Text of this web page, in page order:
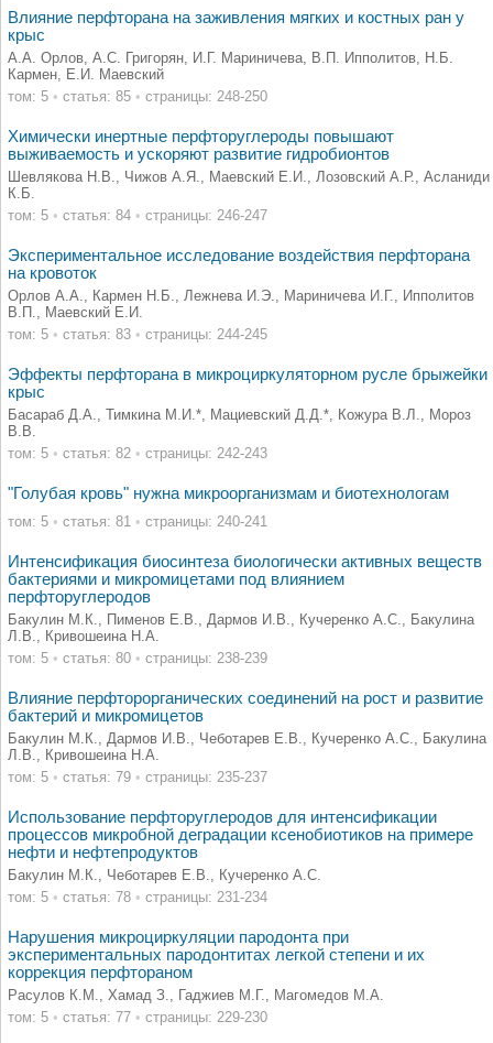
Влияние перфторана на заживления мягких и костных ран у
крыс
А.А. Орлов, А.С. Григорян, И.Г. Мариничева, В.П. Ипполитов, Н.Б.
Кармен, Е.И. Маевский
том: 5 • статья: 85 • страницы: 248-250
Химически инертные перфторуглероды повышают
выживаемость и ускоряют развитие гидробионтов
Шевлякова Н.В., Чижов А.Я., Маевский Е.И., Лозовский А.Р., Асланиди
К.Б.
том: 5 • статья: 84 • страницы: 246-247
Экспериментальное исследование воздействия перфторана
на кровоток
Орлов А.А., Кармен Н.Б., Лежнева И.Э., Мариничева И.Г., Ипполитов
В.П., Маевский Е.И.
том: 5 • статья: 83 • страницы: 244-245
Эффекты перфторана в микроциркуляторном русле брыжейки
крыс
Басараб Д.А., Тимкина М.И.*, Мациевский Д.Д.*, Кожура В.Л., Мороз
В.В.
том: 5 • статья: 82 • страницы: 242-243
"Голубая кровь" нужна микроорганизмам и биотехнологам
том: 5 • статья: 81 • страницы: 240-241
Интенсификация биосинтеза биологически активных веществ
бактериями и микромицетами под влиянием
перфторуглеродов
Бакулин М.К., Пименов Е.В., Дармов И.В., Кучеренко А.С., Бакулина
Л.В., Кривошеина Н.А.
том: 5 • статья: 80 • страницы: 238-239
Влияние перфторорганических соединений на роcт и развитие
бактерий и микромицетов
Бакулин М.К., Дармов И.В., Чеботарев Е.В., Кучеренко А.С., Бакулина
Л.В., Кривошеина Н.А.
том: 5 • статья: 79 • страницы: 235-237
Использование перфторуглеродов для интенсификации
процессов микробной деградации ксенобиотиков на примере
нефти и нефтепродуктов
Бакулин М.К., Чеботарев Е.В., Кучеренко А.С.
том: 5 • статья: 78 • страницы: 231-234
Нарушения микроциркуляции пародонта при
экспериментальных пародонтитах легкой степени и их
коррекция перфтораном
Расулов К.М., Хамад З., Гаджиев М.Г., Магомедов М.А.
том: 5 • статья: 77 • страницы: 229-230